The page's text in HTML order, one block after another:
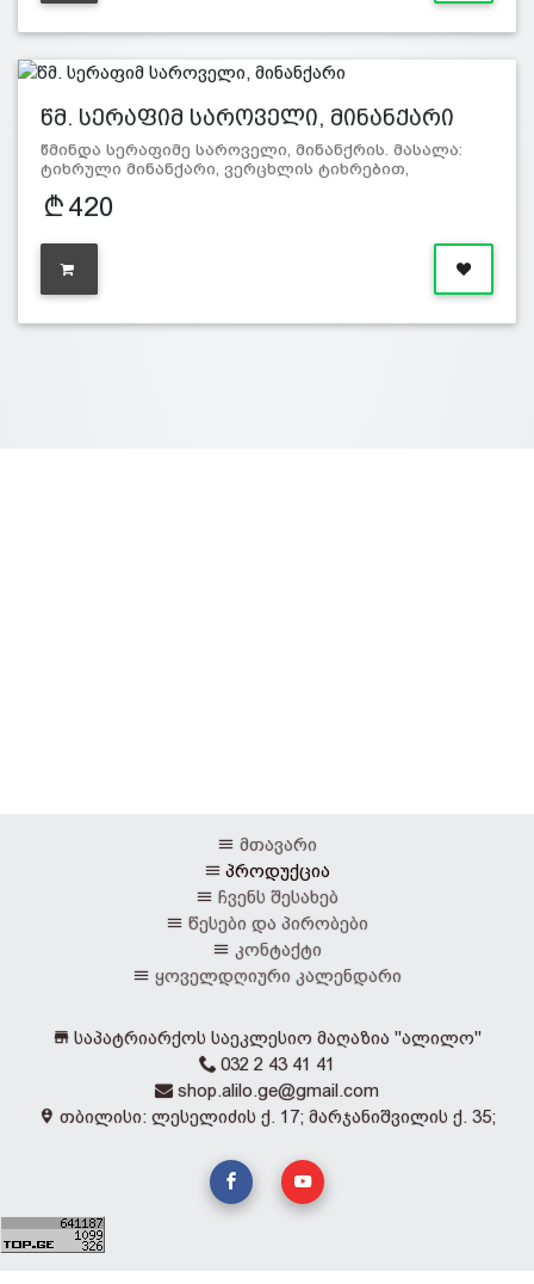
წმ. სერაფიმ საროველი, მინანქარი
წმინდა სერაფიმე საროველი, მინანქრის. მასალა:
ტიხრული მინანქარი, ვერცხლის ტიხრებით,
420
მთავარი
პროდუქცია
ჩვენს შესახებ
წესები და პირობები
კონტაქტი
ყოველდღიური კალენდარი
საპატრიარქოს საეკლესიო მაღაზია "ალილო"
032 2 43 41 41
shop.alilo.ge@gmail.com
თბილისი: ლესელიძის ქ. 17; მარჯანიშვილის ქ. 35;